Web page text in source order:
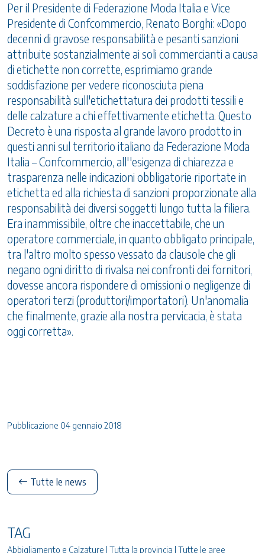
Per il Presidente di Federazione Moda Italia e Vice
Presidente di Confcommercio, Renato Borghi: «Dopo
decenni di gravose responsabilità e pesanti sanzioni
attribuite sostanzialmente ai soli commercianti a causa
di etichette non corrette, esprimiamo grande
soddisfazione per vedere riconosciuta piena
responsabilità sull'etichettatura dei prodotti tessili e
delle calzature a chi effettivamente etichetta. Questo
Decreto è una risposta al grande lavoro prodotto in
questi anni sul territorio italiano da Federazione Moda
Italia – Confcommercio, all''esigenza di chiarezza e
trasparenza nelle indicazioni obbligatorie riportate in
etichetta ed alla richiesta di sanzioni proporzionate alla
responsabilità dei diversi soggetti lungo tutta la filiera.
Era inammissibile, oltre che inaccettabile, che un
operatore commerciale, in quanto obbligato principale,
tra l'altro molto spesso vessato da clausole che gli
negano ogni diritto di rivalsa nei confronti dei fornitori,
dovesse ancora rispondere di omissioni o negligenze di
operatori terzi (produttori/importatori). Un'anomalia
che finalmente, grazie alla nostra pervicacia, è stata
oggi corretta».
Pubblicazione 04 gennaio 2018
Tutte le news
TAG
Abbigliamento e Calzature | Tutta la provincia | Tutte le aree